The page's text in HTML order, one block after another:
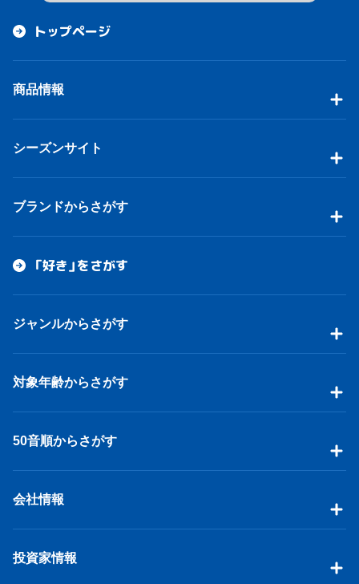
トップページ
商品情報
シーズンサイト
ブランドからさがす
「好き」をさがす
ジャンルからさがす
対象年齢からさがす
50音順からさがす
会社情報
投資家情報